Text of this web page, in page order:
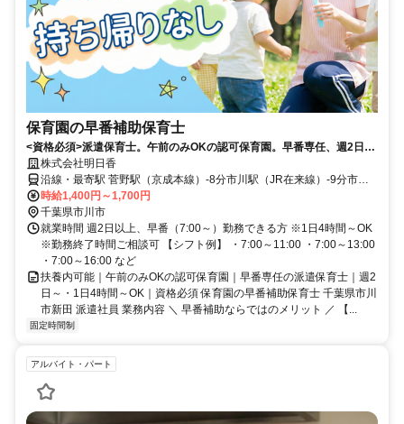
保育園の早番補助保育士
<資格必須>派遣保育士。午前のみOKの認可保育園。早番専任、週2日・
1日4時間～で扶養内勤務も可能
株式会社明日香
沿線・最寄駅 菅野駅（京成本線）-8分市川駅（JR在来線）-9分市川
真間駅（京成本線）-10分
時給1,400円～1,700円
千葉県市川市
就業時間 週2日以上、早番（7:00～）勤務できる方 ※1日4時間～OK
※勤務終了時間ご相談可 【シフト例】 ・7:00～11:00 ・7:00～13:00
・7:00～16:00 など
扶養内可能｜午前のみOKの認可保育園｜早番専任の派遣保育士｜週2
日～・1日4時間～OK｜資格必須 保育園の早番補助保育士 千葉県市川
市新田 派遣社員 業務内容 ＼ 早番補助ならではのメリット ／ 【...
固定時間制
アルバイト・パート